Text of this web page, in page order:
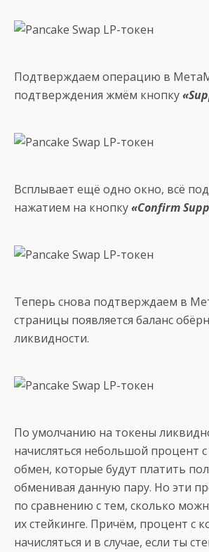
Подтверждаем операцию в
подтверждения жмём кнопку
Всплывает ещё одно окно, всё
нажатием на кнопку«Confirm
Теперь снова подтверждаем в
страницы появляется баланс
ликвидности.
По умолчанию на токены
начисляться небольшой процент
обмен, которые будут платить
обменивая данную пару. Но эти
по сравнению с тем, сколько
их стейкинге. Причём, процент с
начисляться и в случае, если ты